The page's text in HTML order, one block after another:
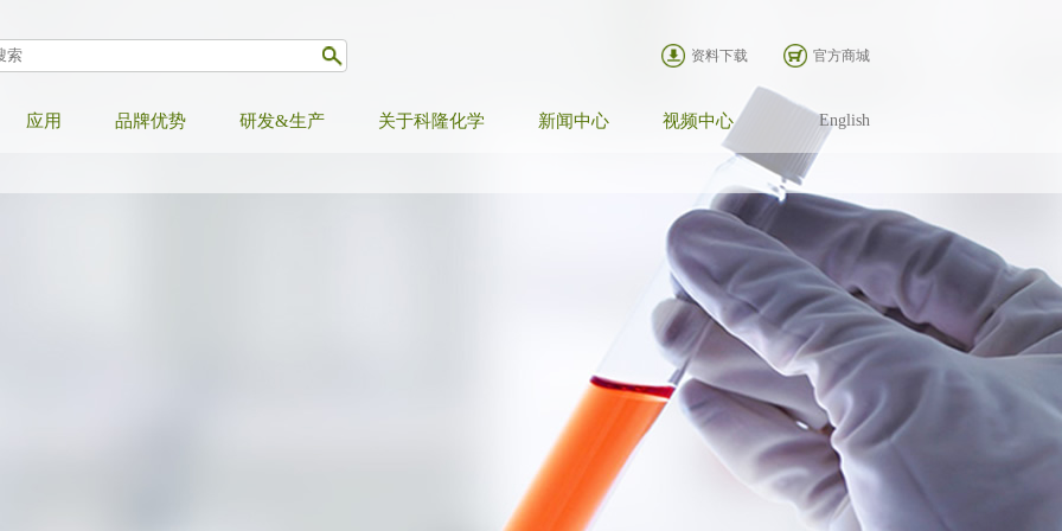
资料下载 官方商城
应用 品牌优势 研发&生产 关于科隆化学 新闻中心 视频中心 English